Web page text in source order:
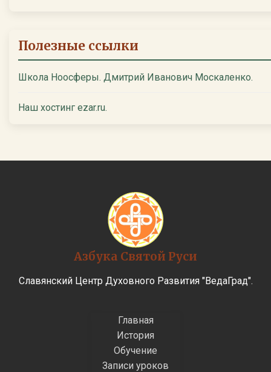
Полезные ссылки
Школа Ноосферы. Дмитрий Иванович Москаленко.
Наш хостинг ezar.ru.
Азбука Святой Руси
Славянский Центр Духовного Развития "ВедаГрад".
Главная
История
Обучение
Записи уроков